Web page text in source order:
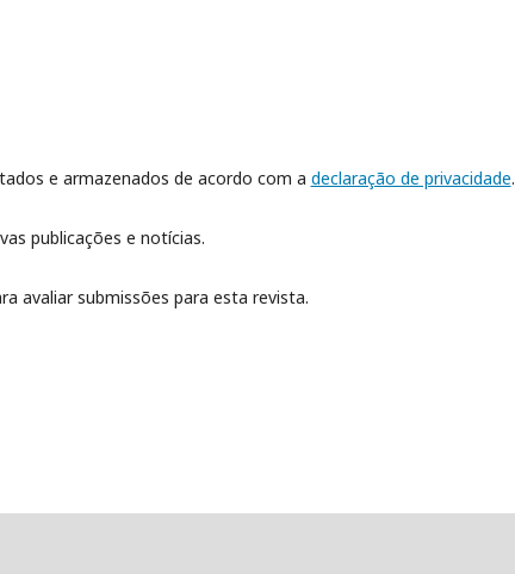
e armazenados de acordo com a declaração de privacidade.
publicações e notícias.
avaliar submissões para esta revista.